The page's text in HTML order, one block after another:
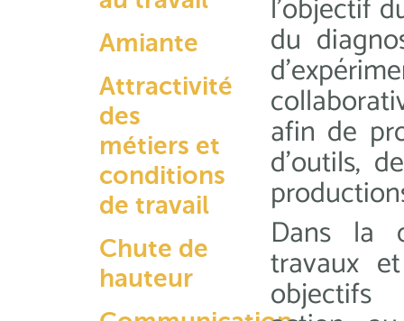
Amiante
Attractivité
des
métiers et
conditions
de travail
Chute de
hauteur
l’objectif
du
afin de
d’outils,
Dans la
travaux